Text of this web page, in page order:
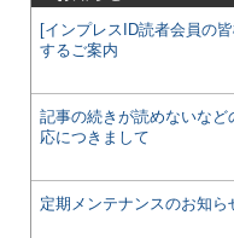
[インプレスID読者会員の
するご案内
記事の続きが読めないなど
応につきまして
定期メンテナンスのお知ら